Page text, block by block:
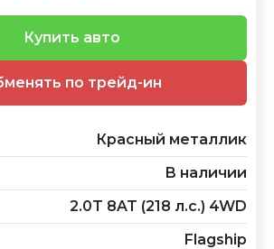
по трейд-ин
Купить авто
Красный металлик
В наличии
2.0T 8AT (218 л.с.) 4WD
Flagship